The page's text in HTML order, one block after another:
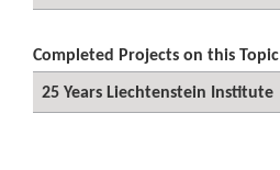
Completed Projects on this Topic
25 Years Liechtenstein Institute